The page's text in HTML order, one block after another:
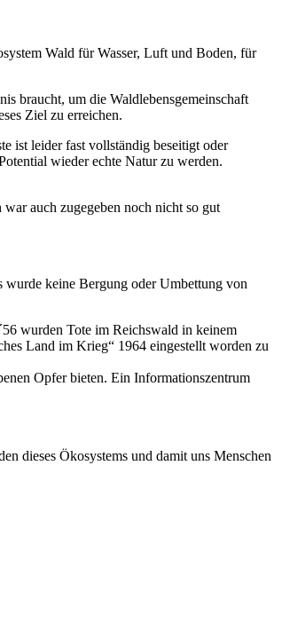
Wald für Wasser, Luft und Boden, für
braucht, um die Waldlebensgemeinschaft
Ziel zu erreichen.
ist leider fast vollständig beseitigt oder
wieder echte Natur zu werden.
auch zugegeben noch nicht so gut
wurde keine Bergung oder Umbettung von
wurden Tote im Reichswald in keinem
Land im Krieg“ 1964 eingestellt worden zu
Opfer bieten. Ein Informationszentrum
dieses Ökosystems und damit uns Menschen